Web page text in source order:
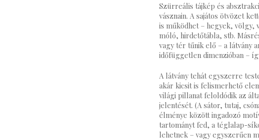
Szürreális tájkép és
vásznain. A sajátos ötvözet
is működhet – hegyek,
móló, hirdetőtábla, stb.
vagy tér tűnik elő – a látvány
időfüggetlen dimenzióban –
A látvány tehát egyszerre
akár kicsit is felismerhető
világi pillanat feloldódik az
jelentését. (A sátor, tutaj,
élménye között ingadozó
tartományt fed, a téglalap-
lehetnek – vagy egyszerűen